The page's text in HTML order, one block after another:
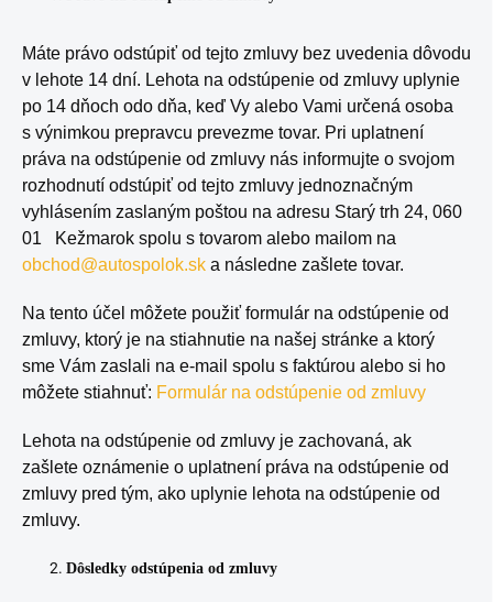
Máte právo odstúpiť od tejto zmluvy bez uvedenia dôvodu
v lehote 14 dní. Lehota na odstúpenie od zmluvy uplynie
po 14 dňoch odo dňa, keď Vy alebo Vami určená osoba
s výnimkou prepravcu prevezme tovar. Pri uplatnení
práva na odstúpenie od zmluvy nás informujte o svojom
rozhodnutí odstúpiť od tejto zmluvy jednoznačným
vyhlásením zaslaným poštou na adresu Starý trh 24, 060
01 Kežmarok spolu s tovarom alebo mailom na
obchod@autospolok.sk a následne zašlete tovar.
Na tento účel môžete použiť formulár na odstúpenie od
zmluvy, ktorý je na stiahnutie na našej stránke a ktorý
sme Vám zaslali na e-mail spolu s faktúrou alebo si ho
môžete stiahnuť: Formulár na odstúpenie od zmluvy
Lehota na odstúpenie od zmluvy je zachovaná, ak
zašlete oznámenie o uplatnení práva na odstúpenie od
zmluvy pred tým, ako uplynie lehota na odstúpenie od
zmluvy.
Dôsledky odstúpenia od zmluvy